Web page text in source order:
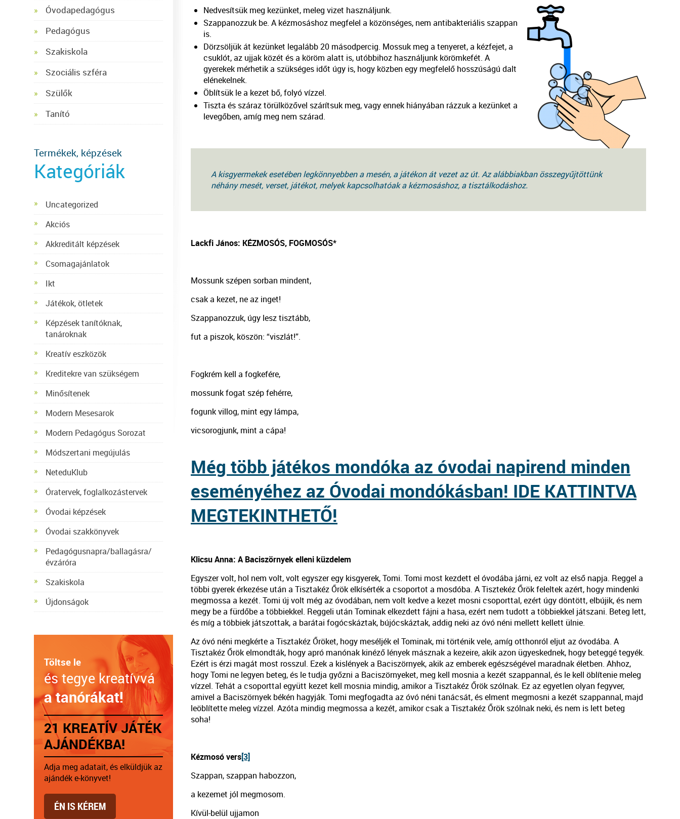
Nedvesítsük meg kezünket, meleg vizet használjunk.
Szappanozzuk be. A kézmosáshoz megfelel a közönséges, nem antibakteriális szappan
is.
Dörzsöljük át kezünket legalább 20 másodpercig. Mossuk meg a tenyeret, a kézfejet, a
csuklót, az ujjak közét és a köröm alatt is, utóbbihoz használjunk körömkefét. A
gyerekek mérhetik a szükséges időt úgy is, hogy közben egy megfelelő hosszúságú dalt
elénekelnek.
Öblítsük le a kezet bő, folyó vízzel.
Tiszta és száraz törülközővel szárítsuk meg, vagy ennek hiányában rázzuk a kezünket a
levegőben, amíg meg nem szárad.
A kisgyermekek esetében legkönnyebben a mesén, a játékon át vezet az út. Az alábbiakban összegyűjtöttünk
néhány mesét, verset, játékot, melyek kapcsolhatóak a kézmosáshoz, a tisztálkodáshoz.
Lackfi János: KÉZMOSÓS, FOGMOSÓS*
Mossunk szépen sorban mindent,
csak a kezet, ne az inget!
Szappanozzuk, úgy lesz tisztább,
fut a piszok, köszön: “viszlát!”.
Fogkrém kell a fogkefére,
mossunk fogat szép fehérre,
fogunk villog, mint egy lámpa,
vicsorogjunk, mint a cápa!
Még több játékos mondóka az óvodai napirend minden
eseményéhez az Óvodai mondókásban! IDE KATTINTVA
MEGTEKINTHETŐ!
Klicsu Anna: A Baciszörnyek elleni küzdelem
Egyszer volt, hol nem volt, volt egyszer egy kisgyerek, Tomi. Tomi most kezdett el óvodába járni, ez volt az első napja. Reggel a
többi gyerek érkezése után a Tisztakéz Őrök elkísérték a csoportot a mosdóba. A Tisztekéz Őrök feleltek azért, hogy mindenki
megmossa a kezét. Tomi új volt még az óvodában, nem volt kedve a kezet mosni csoporttal, ezért úgy döntött, elbújik, és nem
megy be a fürdőbe a többiekkel. Reggeli után Tominak elkezdett fájni a hasa, ezért nem tudott a többiekkel játszani. Beteg lett,
és míg a többiek játszottak, a barátai fogócskáztak, bújócskáztak, addig neki az óvó néni mellett kellett ülnie.
Az óvó néni megkérte a Tisztakéz Őröket, hogy meséljék el Tominak, mi történik vele, amíg otthonról eljut az óvodába. A
Tisztakéz Őrök elmondták, hogy apró manónak kinéző lények másznak a kezeire, akik azon ügyeskednek, hogy beteggé tegyék.
Ezért is érzi magát most rosszul. Ezek a kislények a Baciszörnyek, akik az emberek egészségével maradnak életben. Ahhoz,
hogy Tomi ne legyen beteg, és le tudja győzni a Baciszörnyeket, meg kell mosnia a kezét szappannal, és le kell öblítenie meleg
vízzel. Tehát a csoporttal együtt kezet kell mosnia mindig, amikor a Tisztakéz Őrök szólnak. Ez az egyetlen olyan fegyver,
amivel a Baciszörnyek békén hagyják. Tomi megfogadta az óvó néni tanácsát, és elment megmosni a kezét szappannal, majd
leöblítette meleg vízzel. Azóta mindig megmossa a kezét, amikor csak a Tisztakéz Őrök szólnak neki, és nem is lett beteg
soha!
Kézmosó vers[3]
Szappan, szappan habozzon,
a kezemet jól megmosom.
Kívül-belül ujjamon
Óvodapedagógus
Pedagógus
Szakiskola
Szociális szféra
Szülők
Tanító
Termékek, képzések
Kategóriák
Uncategorized
Akciós
Akkreditált képzések
Csomagajánlatok
Ikt
Játékok, ötletek
Képzések tanítóknak,
tanároknak
Kreatív eszközök
Kreditekre van szükségem
Minősítenek
Modern Mesesarok
Modern Pedagógus Sorozat
Módszertani megújulás
NeteduKlub
Óratervek, foglalkozástervek
Óvodai képzések
Óvodai szakkönyvek
Pedagógusnapra/ballagásra/
évzáróra
Szakiskola
Újdonságok
Töltse le
és tegye kreatívvá
a tanórákat!
21 KREATÍV JÁTÉK
AJÁNDÉKBA!
Adja meg adatait, és elküldjük az
ajándék e-könyvet!
ÉN IS KÉREM